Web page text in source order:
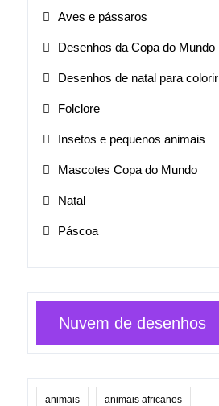
Aves e pássaros
Desenhos da Copa do Mundo
Desenhos de natal para colorir
Folclore
Insetos e pequenos animais
Mascotes Copa do Mundo
Natal
Páscoa
Nuvem de desenhos
animais animais africanos